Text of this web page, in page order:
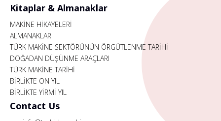
Kitaplar & Almanaklar
MAKİNE HİKAYELERİ
ALMANAKLAR
TÜRK MAKİNE SEKTÖRÜNÜN ÖRGÜTLENME TARİHİ
DOĞADAN DÜŞÜNME ARAÇLARI
TÜRK MAKİNE TARİHİ
BİRLİKTE ON YIL
BİRLİKTE YİRMİ YIL
Contact Us